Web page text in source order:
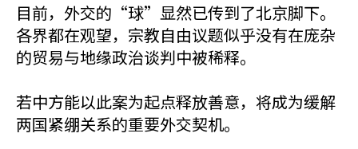
目前，外交的“球”显然已传到了北京脚下。
各界都在观望，宗教自由议题似乎没有在庞杂
的贸易与地缘政治谈判中被稀释。
若中方能以此案为起点释放善意，将成为缓解
两国紧绷关系的重要外交契机。